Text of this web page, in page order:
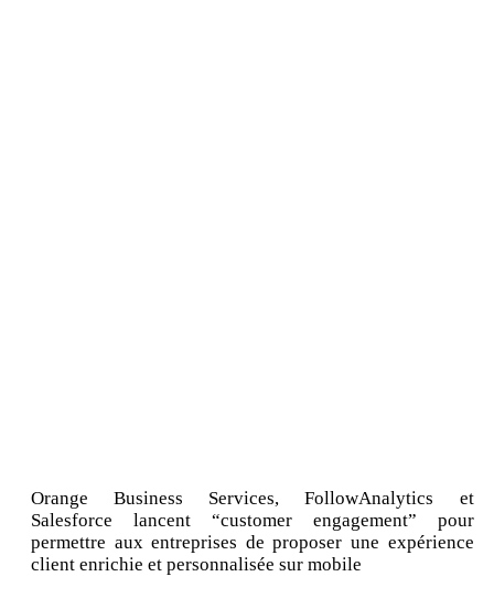
Orange Business Services, FollowAnalytics et
Salesforce lancent “customer engagement” pour
permettre aux entreprises de proposer une expérience
client enrichie et personnalisée sur mobile